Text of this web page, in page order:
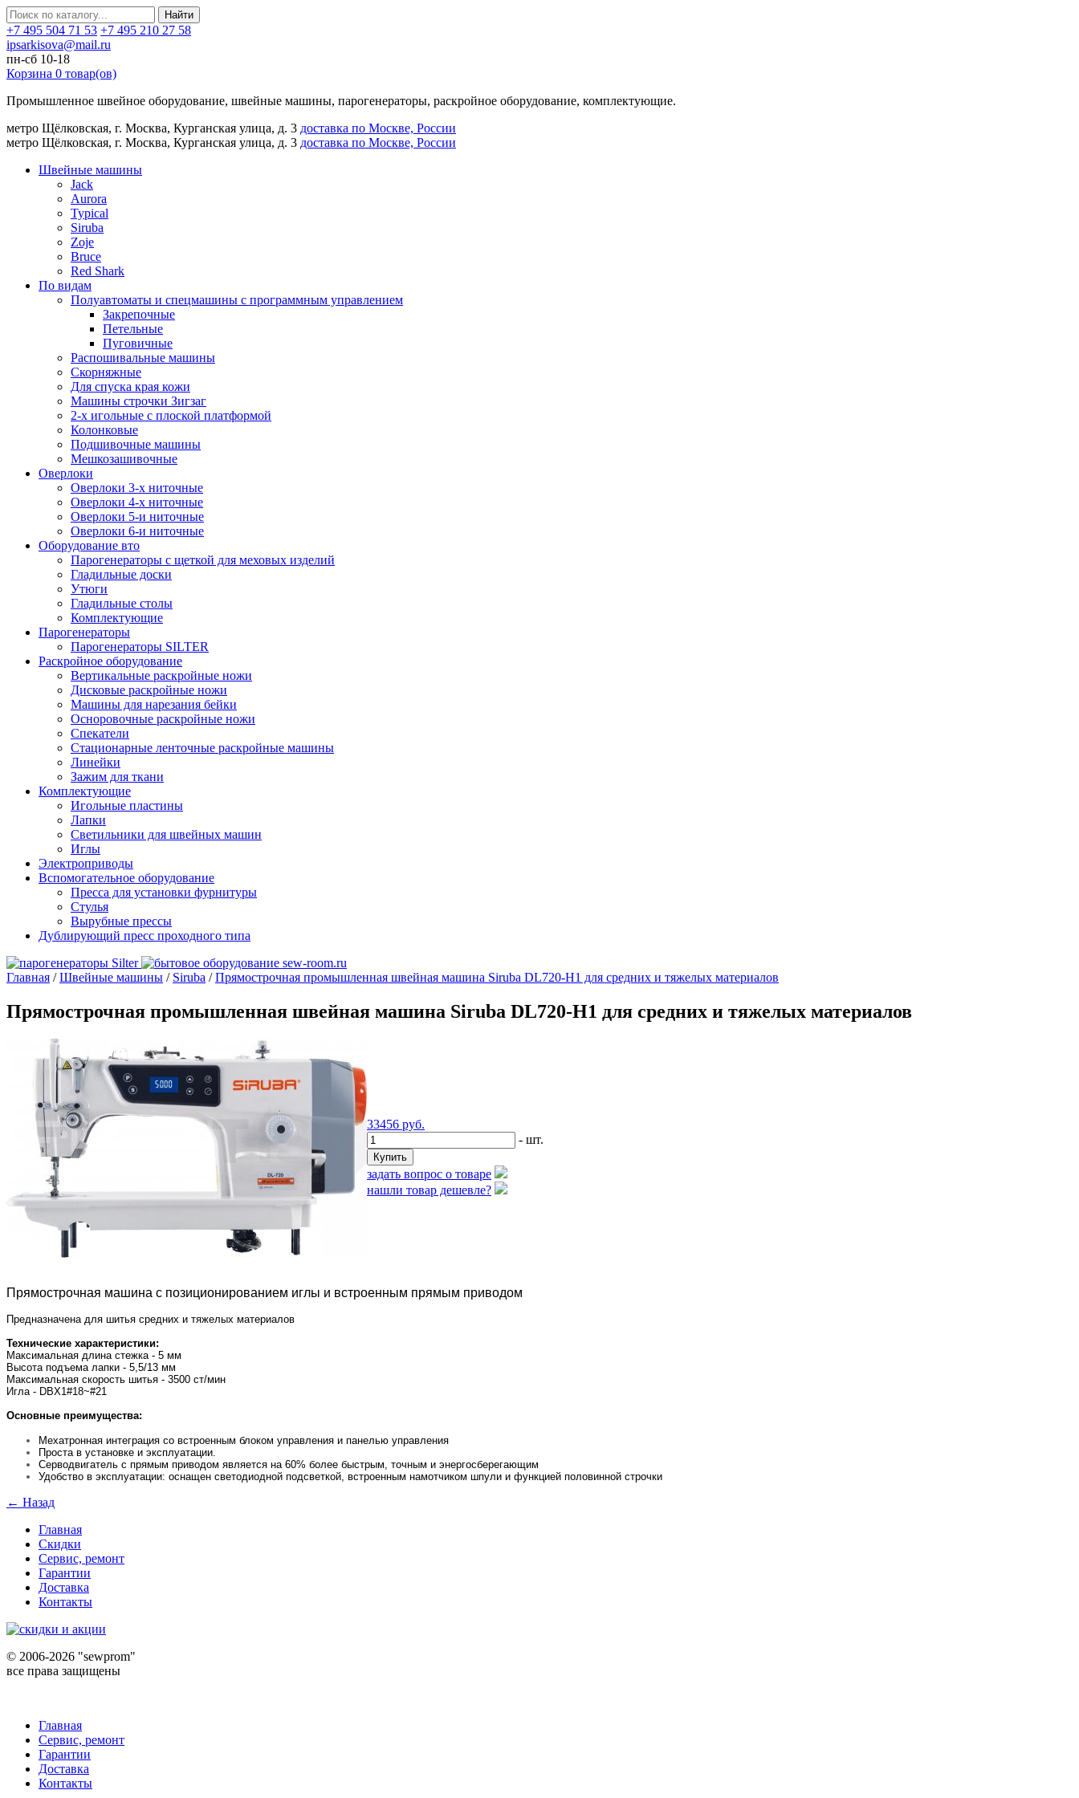
Найти
+7 495 504 71 53 +7 495 210 27 58
ipsarkisova@mail.ru
пн-сб 10-18
Корзина 0 товар(ов)
Промышленное швейное оборудование, швейные машины, парогенераторы, раскройное оборудование, комплектующие.
метро Щёлковская, г. Москва, Курганская улица, д. 3 доставка по Москве, России
метро Щёлковская, г. Москва, Курганская улица, д. 3 доставка по Москве, России
Швейные машины
Jack
Aurora
Typical
Siruba
Zoje
Bruce
Red Shark
По видам
Полуавтоматы и спецмашины с программным управлением
Закрепочные
Петельные
Пуговичные
Распошивальные машины
Скорняжные
Для спуска края кожи
Машины строчки Зигзаг
2-х игольные с плоской платформой
Колонковые
Подшивочные машины
Мешкозашивочные
Оверлоки
Оверлоки 3-х ниточные
Оверлоки 4-х ниточные
Оверлоки 5-и ниточные
Оверлоки 6-и ниточные
Оборудование вто
Парогенераторы с щеткой для меховых изделий
Гладильные доски
Утюги
Гладильные столы
Комплектующие
Парогенераторы
Парогенераторы SILTER
Раскройное оборудование
Вертикальные раскройные ножи
Дисковые раскройные ножи
Машины для нарезания бейки
Осноровочные раскройные ножи
Спекатели
Стационарные ленточные раскройные машины
Линейки
Зажим для ткани
Комплектующие
Игольные пластины
Лапки
Светильники для швейных машин
Иглы
Электроприводы
Вспомогательное оборудование
Пресса для установки фурнитуры
Стулья
Вырубные прессы
Дублирующий пресс проходного типа
Главная /Швейные машины / Siruba /Прямострочная промышленная швейная машина Siruba DL720-H1 для средних и тяжелых материалов
Прямострочная промышленная швейная машина Siruba DL720-H1 для средних и тяжелых материалов
33456 руб.
- шт.
задать вопрос о товаре
нашли товар дешевле?
Прямострочная машина с позиционированием иглы и встроенным прямым приводом
Предназначена для шитья средних и тяжелых материалов
Технические характеристики:
Максимальная длина стежка - 5 мм
Высота подъема лапки - 5,5/13 мм
Максимальная скорость шитья - 3500 ст/мин
Игла - DBX1#18~#21
Основные преимущества:
Мехатронная интеграция со встроенным блоком управления и панелью управления
Проста в установке и эксплуатации.
Серводвигатель с прямым приводом является на 60% более быстрым, точным и энергосберегающим
Удобство в эксплуатации: оснащен светодиодной подсветкой, встроенным намотчиком шпули и функцией половинной строчки
← Назад
Главная
Скидки
Сервис, ремонт
Гарантии
Доставка
Контакты
© 2006-2026 "sewprom"
все права защищены
Главная
Сервис, ремонт
Гарантии
Доставка
Контакты